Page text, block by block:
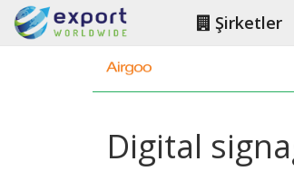
Şirketler
Digital